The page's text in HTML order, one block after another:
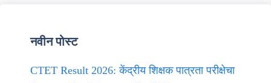
नवीन पोस्ट
CTET Result 2026: केंद्रीय शिक्षक पात्रता परीक्षेचा